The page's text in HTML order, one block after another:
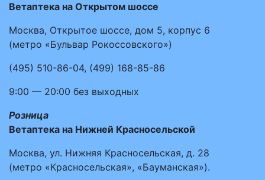
Ветаптека на Открытом шоссе
Москва, Открытое шоссе, дом 5, корпус 6
(метро «Бульвар Рокоссовского»)
(495) 510-86-04, (499) 168-85-86
9:00 — 20:00 без выходных
Розница
Ветаптека на Нижней Красносельской
Москва, ул. Нижняя Красносельская, д. 28
(метро «Красносельская», «Бауманская»).